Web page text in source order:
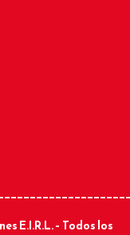
E.I.R.L. – Todos los